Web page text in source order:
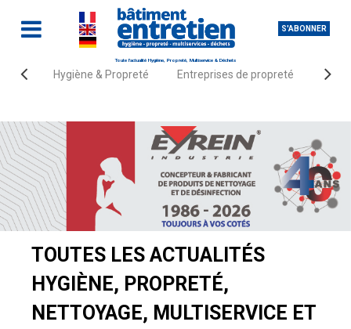
S'ABONNER
Toute l'actualité Hygiène, Propreté, Multiservice & Déchets
Hygiène & Propreté Entreprises de propreté
Accueil Actualités
TOUTES LES ACTUALITÉS
HYGIÈNE, PROPRETÉ,
NETTOYAGE, MULTISERVICE ET